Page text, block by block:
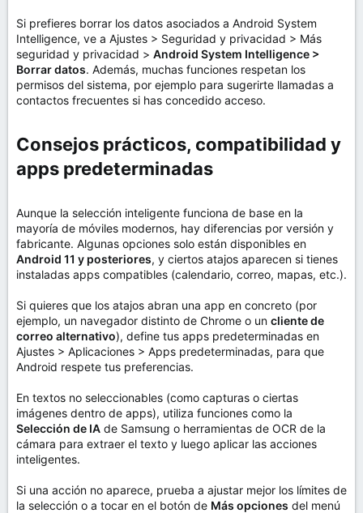
Si prefieres borrar los datos asociados a Android System
Intelligence, ve a Ajustes > Seguridad y privacidad > Más
seguridad y privacidad > Android System Intelligence >
Borrar datos. Además, muchas funciones respetan los
permisos del sistema, por ejemplo para sugerirte llamadas a
contactos frecuentes si has concedido acceso.
Consejos prácticos, compatibilidad y
apps predeterminadas​
Aunque la selección inteligente funciona de base en la
mayoría de móviles modernos, hay diferencias por versión y
fabricante. Algunas opciones solo están disponibles en
Android 11 y posteriores, y ciertos atajos aparecen si tienes
instaladas apps compatibles (calendario, correo, mapas, etc.).
Si quieres que los atajos abran una app en concreto (por
ejemplo, un navegador distinto de Chrome o un cliente de
correo alternativo), define tus apps predeterminadas en
Ajustes > Aplicaciones > Apps predeterminadas, para que
Android respete tus preferencias.
En textos no seleccionables (como capturas o ciertas
imágenes dentro de apps), utiliza funciones como la
Selección de IA de Samsung o herramientas de OCR de la
cámara para extraer el texto y luego aplicar las acciones
inteligentes.
Si una acción no aparece, prueba a ajustar mejor los límites de
la selección o a tocar en el botón de Más opciones del menú